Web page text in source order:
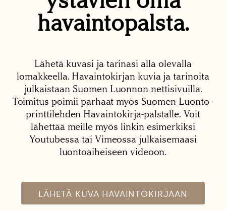
havaintopalsta.
Lähetä kuvasi ja tarinasi alla olevalla
lomakkeella. Havaintokirjan kuvia ja tarinoita
julkaistaan Suomen Luonnon nettisivuilla.
Toimitus poimii parhaat myös Suomen Luonto -
printtilehden Havaintokirja-palstalle. Voit
lähettää meille myös linkin esimerkiksi
Youtubessa tai Vimeossa julkaisemaasi
luontoaiheiseen videoon.
LÄHETÄ KUVA HAVAINTOKIRJAAN